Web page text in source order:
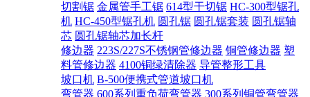
切割锯 金属管手工锯 614型干切锯 HC-300型锯孔
机 HC-450型锯孔机 圆孔锯 圆孔锯套装 圆孔锯轴
芯 圆孔锯轴芯加长杆
修边器 223S/227S不锈钢管修边器 铜管修边器 塑
料管修边器 4100铜绿清除器 导管整形工具
坡口机 B-500便携式管道坡口机
弯管器 600系列重负荷弯管器 300系列铜管弯管器